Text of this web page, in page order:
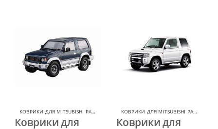
багажник.
КОВРИКИ ДЛЯ MITSUBISHI PAJERO JUNIOR ,КОВРИКИ ДЛЯ MITSUBISHI PAJERO
Коврики для
КОВРИКИ ДЛЯ MITSUBISHI PAJERO
Коврики для